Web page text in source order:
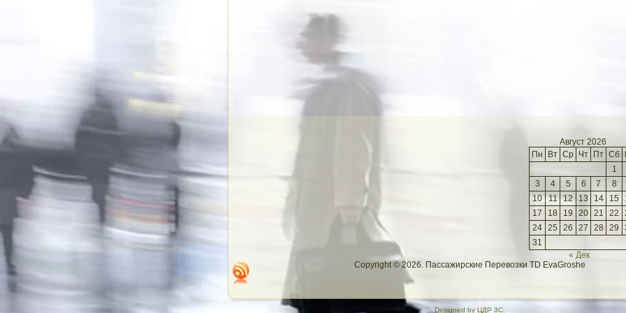
Август 2026
Пн
Вт Ср Чт Пт Сб
1
3
4 5 6 7
8
10
11 12 13 14 15
17
18 19 20 21 22
24 25 26 27 28 29
31
« Дек
Copyright © 2026. Пассажирские Перевозки TD EvaGroshe
Designed by ЦДР 3С.